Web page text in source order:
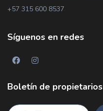
+57 315 600 8537
Síguenos en redes
Boletín de propietarios